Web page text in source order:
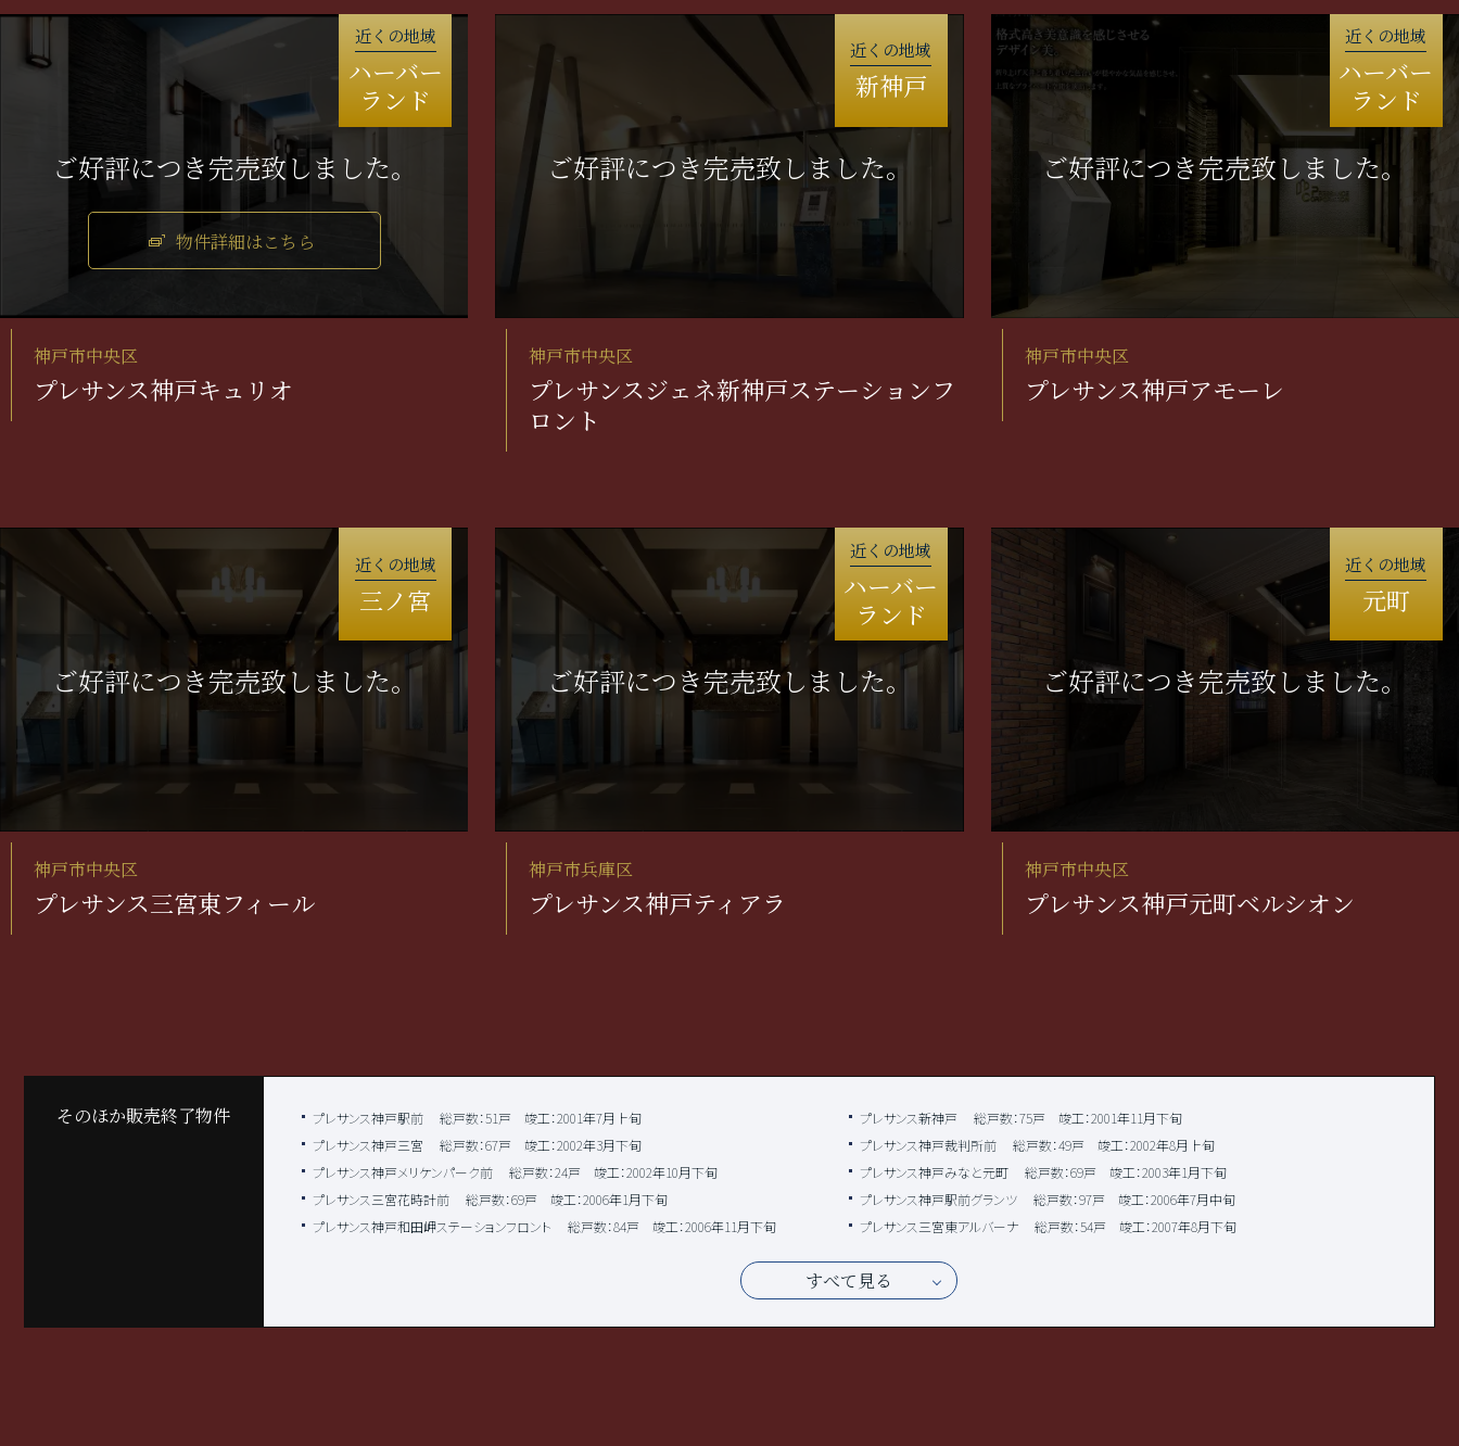
近くの地域
ハーバー
ランド
神戸市中央区
プレサンス神戸キュリオ
物件詳細はこちら
近くの地域
新神戸
神戸市中央区
プレサンスジェネ新神戸ステーションフ
ロント
近くの地域
ハーバー
ランド
神戸市中央区
プレサンス神戸アモーレ
近くの地域
三ノ宮
神戸市中央区
プレサンス三宮東フィール
近くの地域
ハーバー
ランド
神戸市兵庫区
プレサンス神戸ティアラ
近くの地域
元町
神戸市中央区
プレサンス神戸元町ベルシオン
そのほか販売終了物件 プレサンス神戸駅前 総戸数：51戸 竣工：2001年7月上旬 プレサンス新神戸
総戸数：75戸 竣工：2001年11月下旬
プレサンス神戸三宮
総戸数：67戸 竣工：2002年3月下旬 プレサンス神戸裁判所前
総戸数：49戸 竣工：2002年8月上旬
プレサンス神戸メリケンパーク前
総戸数：24戸 竣工：2002年10月下旬 プレサンス神戸みなと元町
総戸数：69戸 竣工：2003年1月下旬
プレサンス三宮花時計前
総戸数：69戸 竣工：2006年1月下旬 プレサンス神戸駅前グランツ
総戸数：97戸 竣工：2006年7月中旬
プレサンス神戸和田岬ステーションフロント
総戸数：84戸 竣工：2006年11月下旬 プレサンス三宮東アルバーナ 総戸数：54戸 竣工：2007年8月下旬
すべて見る